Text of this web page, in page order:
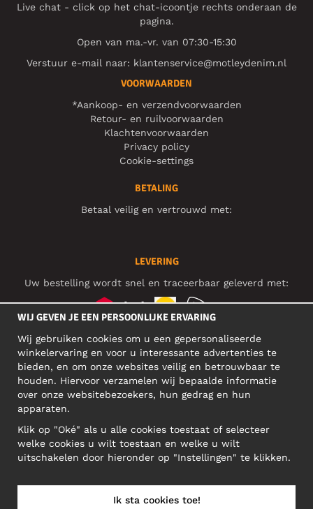
Live chat - click op het chat-icoontje rechts onderaan de
pagina.
Open van ma.-vr. van 07:30-15:30
Verstuur e-mail naar: klantenservice@motleydenim.nl
VOORWAARDEN
*Aankoop- en verzendvoorwaarden
Retour- en ruilvoorwaarden
Klachtenvoorwaarden
Privacy policy
Cookie-settings
BETALING
Betaal veilig en vertrouwd met:
LEVERING
Uw bestelling wordt snel en traceerbaar geleverd met:
SOCIAL MEDIA
BEDRIJFSADRES
Narva mnt 5, EE-10117 Tallinn
Reg: 12356245
WIJ GEVEN JE EEN PERSOONLIJKE ERVARING
Wij gebruiken cookies om u een gepersonaliseerde
winkelervaring en voor u interessante advertenties te
bieden, en om onze websites veilig en betrouwbaar te
houden. Hiervoor verzamelen wij bepaalde informatie
over onze websitebezoekers, hun gedrag en hun
apparaten.
Klik op "Oké" als u alle cookies toestaat of selecteer
welke cookies u wilt toestaan en welke u wilt
uitschakelen door hieronder op "Instellingen" te klikken.
Ik sta cookies toe!